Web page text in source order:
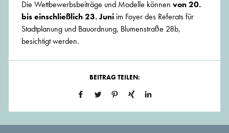
Die Wettbewerbsbeiträge und Modelle können von 20.
bis einschließlich 23. Juni im Foyer des Referats für
Stadtplanung und Bauordnung, Blumenstraße 28b,
besichtigt werden.
BEITRAG TEILEN: